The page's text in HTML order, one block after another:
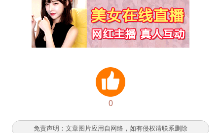
0
免责声明：文章图片应用自网络，如有侵权请联系删除